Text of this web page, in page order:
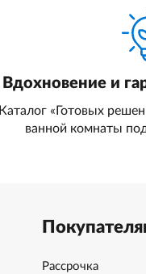
Вдохновение и
Каталог «Готовых
ванной комнаты
Рассрочка